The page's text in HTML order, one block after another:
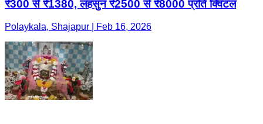
₹300 से ₹1380, लहसुन ₹2500 से ₹8000 प्रति क्विंटल
Polaykala, Shajapur | Feb 16, 2026